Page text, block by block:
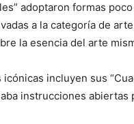
adoptaron formas
a la categoría de
la esencia del arte
incluyen sus
instrucciones